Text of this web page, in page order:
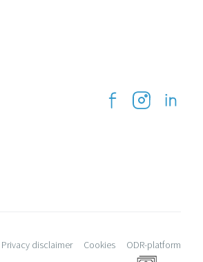
Privacy disclaimer Cookies ODR-platform